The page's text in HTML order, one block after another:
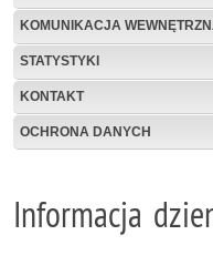
KOMUNIKACJA
STATYSTYKI
KONTAKT
OCHRONA DANYCH
Informacja